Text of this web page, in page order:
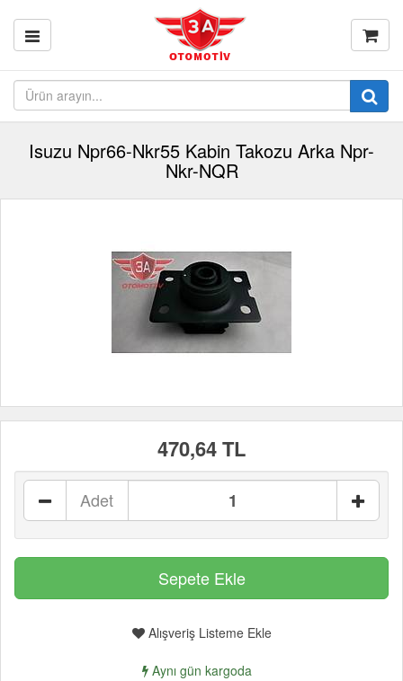
Isuzu Npr66-Nkr55 Kabin Takozu Arka Npr-
Nkr-NQR
470,64 TL
Adet
Alışveriş Listeme Ekle
Aynı gün kargoda